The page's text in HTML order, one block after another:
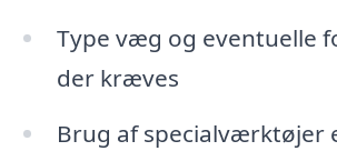
Type væg og eventuelle
der kræves
Brug af specialværktøjer